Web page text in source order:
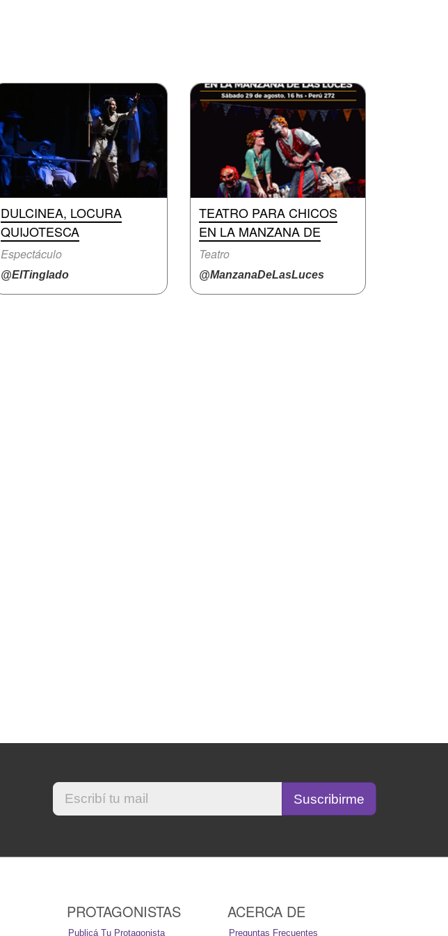
DULCINEA, LOCURA
QUIJOTESCA
Espectáculo
@ElTinglado
TEATRO PARA CHICOS
EN LA MANZANA DE
Teatro
@ManzanaDeLasLuces
PROTAGONISTAS
Publicá Tu Protagonista
ACERCA DE
Preguntas Frecuentes